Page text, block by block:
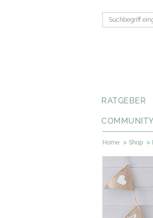
RATGEBER
COMMUNITY
Home > Shop >